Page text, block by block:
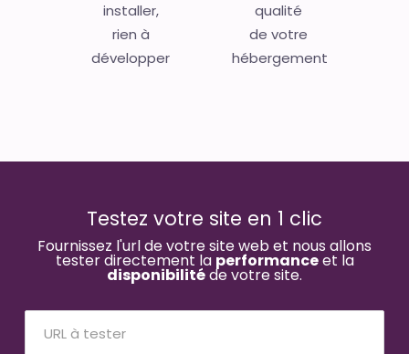
installer,
rien à
développer
qualité
de votre
hébergement
Testez votre site en 1 clic
Fournissez l'url de votre site web et nous allons
tester directement la performanceet la
disponibilitéde votre site.